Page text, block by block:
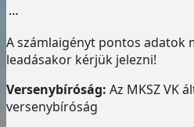
…
A számlaigényt pontos adatok
leadásakor kérjük jelezni!
Versenybíróság: Az MKSZ VK
versenybíróság